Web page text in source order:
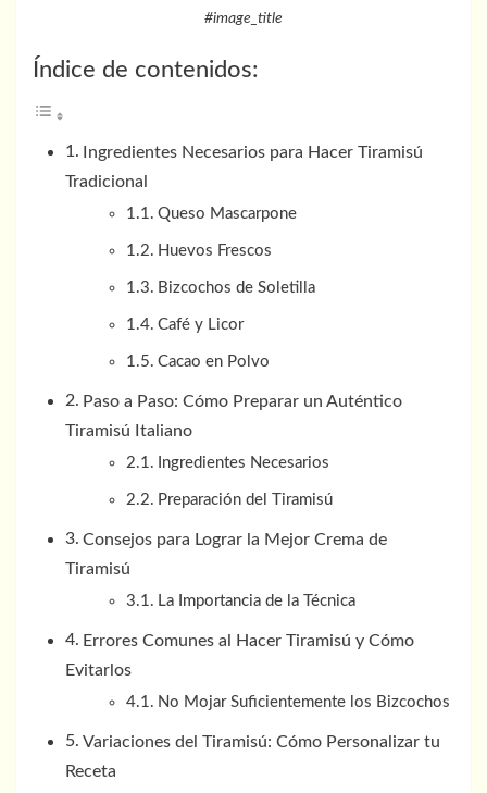
#image_title
Índice de contenidos:
Ingredientes Necesarios para Hacer Tiramisú
Tradicional
Queso Mascarpone
Huevos Frescos
Bizcochos de Soletilla
Café y Licor
Cacao en Polvo
Paso a Paso: Cómo Preparar un Auténtico
Tiramisú Italiano
Ingredientes Necesarios
Preparación del Tiramisú
Consejos para Lograr la Mejor Crema de
Tiramisú
La Importancia de la Técnica
Errores Comunes al Hacer Tiramisú y Cómo
Evitarlos
No Mojar Suficientemente los Bizcochos
Variaciones del Tiramisú: Cómo Personalizar tu
Receta